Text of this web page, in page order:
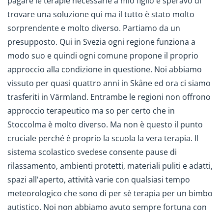
trovare una soluzione qui ma il tutto è stato molto
sorprendente e molto diverso. Partiamo da un
presupposto. Qui in Svezia ogni regione funziona a
modo suo e quindi ogni comune propone il proprio
approccio alla condizione in questione. Noi abbiamo
vissuto per quasi quattro anni in Skåne ed ora ci siamo
trasferiti in Värmland. Entrambe le regioni non offrono
approccio terapeutico ma so per certo che in
Stoccolma è molto diverso. Ma non è questo il punto
cruciale perché è proprio la scuola la vera terapia. Il
sistema scolastico svedese consente pause di
rilassamento, ambienti protetti, materiali puliti e adatti,
spazi all'aperto, attività varie con qualsiasi tempo
meteorologico che sono di per sè terapia per un bimbo
autistico. Noi non abbiamo avuto sempre fortuna con